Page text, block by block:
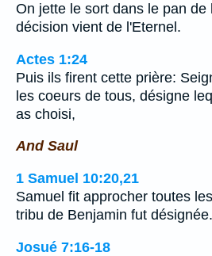
On jette le sort dans le pan de
décision vient de l'Eternel.
Actes 1:24
Puis ils firent cette prière:
les coeurs de tous, désigne
as choisi,
And Saul
1 Samuel 10:20,21
Samuel fit approcher toutes
tribu de Benjamin fut
Josué 7:16-18